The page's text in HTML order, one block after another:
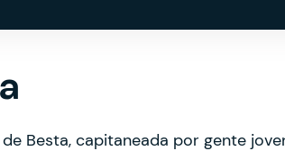
Besta, capitaneada por gente